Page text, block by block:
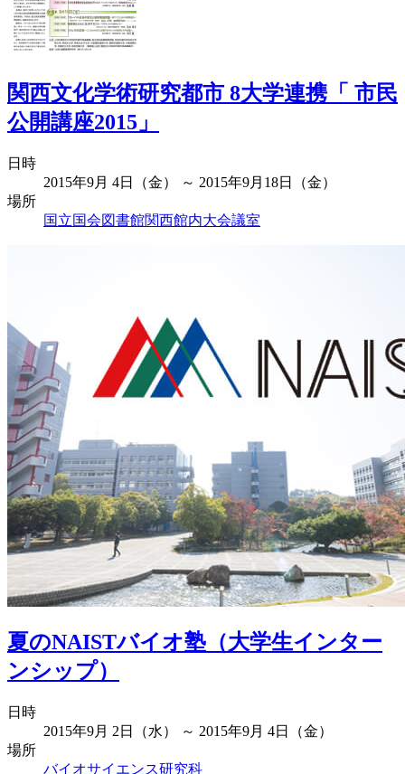
関西文化学術研究都市 8大学連携「 市民
公開講座2015」
日時
2015年9月 4日（金） ～ 2015年9月18日（金）
場所
国立国会図書館関西館内大会議室
夏のNAISTバイオ塾（大学生インター
ンシップ）
日時
2015年9月 2日（水） ～ 2015年9月 4日（金）
場所
バイオサイエンス研究科